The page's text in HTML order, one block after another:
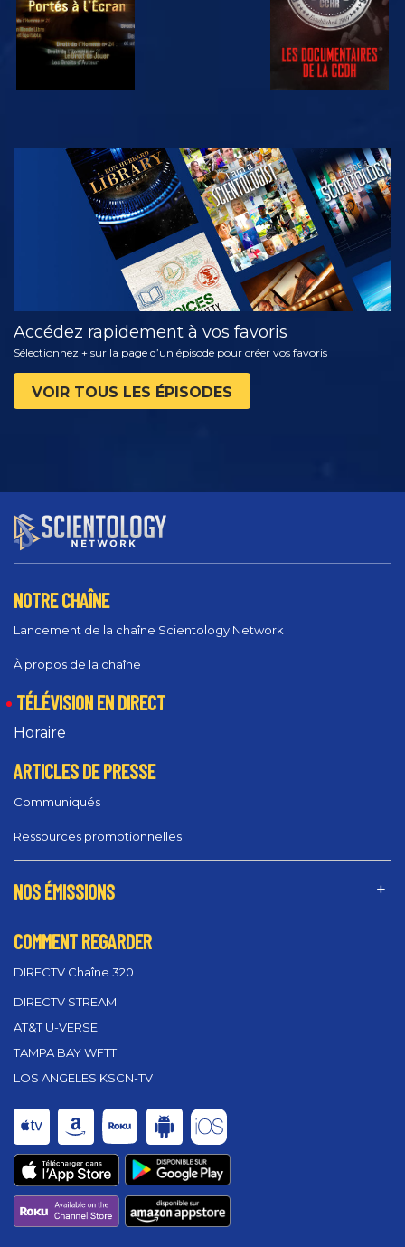
REGARDER
DÉCOUVRIR
LES SÉRIES
Accédez rapidement à vos favoris
Sélectionnez + sur la page d’un épisode pour créer vos favoris
VOIR TOUS LES ÉPISODES
NOTRE CHAÎNE
Lancement de la chaîne Scientology Network
À propos de la chaîne
TÉLÉVISION EN DIRECT
Horaire
ARTICLES DE PRESSE
Communiqués
Ressources promotionnelles
NOS ÉMISSIONS
COMMENT REGARDER
DIRECTV Chaîne 320
DIRECTV STREAM
AT&T U-VERSE
TAMPA BAY WFTT
LOS ANGELES KSCN-TV